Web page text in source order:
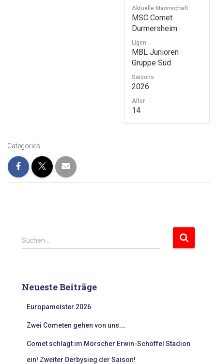
Aktuelle Mannschaft
MSC Comet
Durmersheim
Ligen
MBL Junioren
Gruppe Süd
Saisons
2026
Alter
14
Categories:
S
u
n
Suchen …
Neueste Beiträge
Europameister 2026
Zwei Cometen gehen von uns….
Comet schlägt im Mörscher Erwin-Schöffel Stadion
ein! Zweiter Derbysieg der Saison!